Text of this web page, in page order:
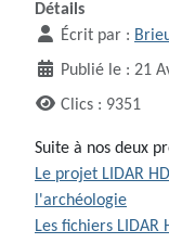
Détails
Écrit par :
Publié le : 21
Clics : 9351
Suite à nos deux
Le projet LIDAR
l'archéologie
Les fichiers